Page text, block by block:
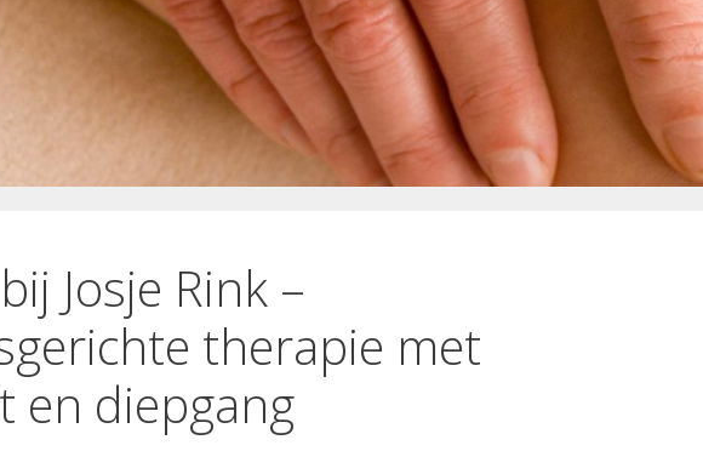
Josje Rink –
therapie met
en diepgang